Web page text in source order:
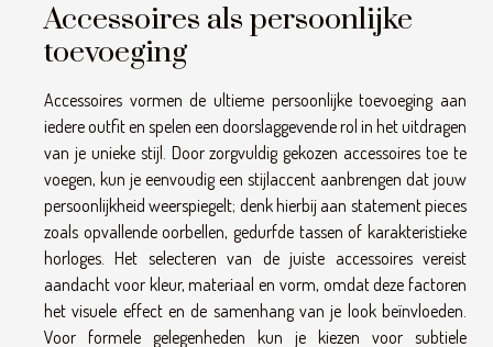
Accessoires als persoonlijke
toevoeging
Accessoires vormen de ultieme persoonlijke toevoeging aan
iedere outfit en spelen een doorslaggevende rol in het uitdragen
van je unieke stijl. Door zorgvuldig gekozen accessoires toe te
voegen, kun je eenvoudig een stijlaccent aanbrengen dat jouw
persoonlijkheid weerspiegelt; denk hierbij aan statement pieces
zoals opvallende oorbellen, gedurfde tassen of karakteristieke
horloges. Het selecteren van de juiste accessoires vereist
aandacht voor kleur, materiaal en vorm, omdat deze factoren
het visuele effect en de samenhang van je look beïnvloeden.
Voor formele gelegenheden kun je kiezen voor subtiele